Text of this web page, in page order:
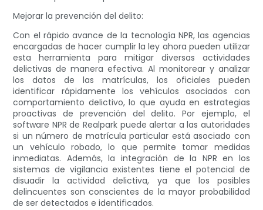
Mejorar la prevención del delito:
Con el rápido avance de la tecnología NPR, las agencias
encargadas de hacer cumplir la ley ahora pueden utilizar
esta herramienta para mitigar diversas actividades
delictivas de manera efectiva. Al monitorear y analizar
los datos de las matrículas, los oficiales pueden
identificar rápidamente los vehículos asociados con
comportamiento delictivo, lo que ayuda en estrategias
proactivas de prevención del delito. Por ejemplo, el
software NPR de Realpark puede alertar a las autoridades
si un número de matrícula particular está asociado con
un vehículo robado, lo que permite tomar medidas
inmediatas. Además, la integración de la NPR en los
sistemas de vigilancia existentes tiene el potencial de
disuadir la actividad delictiva, ya que los posibles
delincuentes son conscientes de la mayor probabilidad
de ser detectados e identificados.